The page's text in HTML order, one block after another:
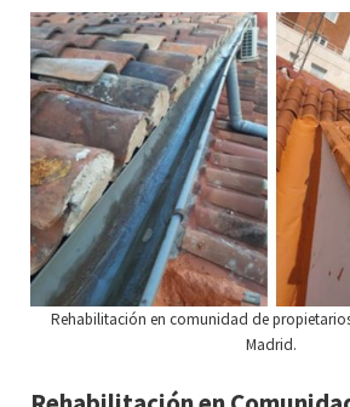
Rehabilitación en comunidad de
Madrid.